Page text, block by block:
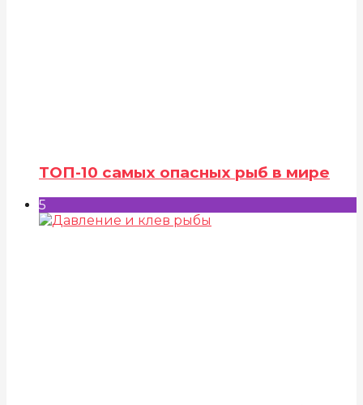
ТОП-10 самых опасных рыб в мире
5